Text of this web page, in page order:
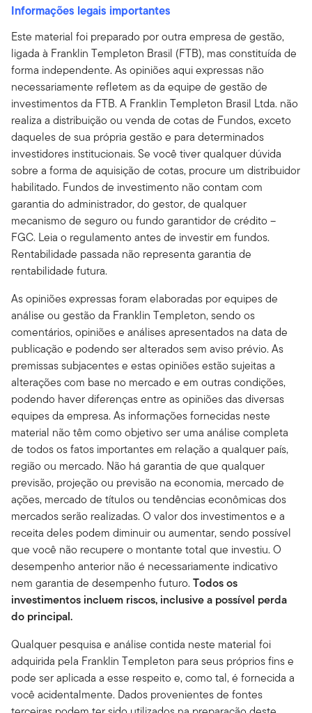
Informações legais importantes
Este material foi preparado por outra empresa de gestão,
ligada à Franklin Templeton Brasil (FTB), mas constituída de
forma independente. As opiniões aqui expressas não
necessariamente refletem as da equipe de gestão de
investimentos da FTB. A Franklin Templeton Brasil Ltda. não
realiza a distribuição ou venda de cotas de Fundos, exceto
daqueles de sua própria gestão e para determinados
investidores institucionais. Se você tiver qualquer dúvida
sobre a forma de aquisição de cotas, procure um distribuidor
habilitado. Fundos de investimento não contam com
garantia do administrador, do gestor, de qualquer
mecanismo de seguro ou fundo garantidor de crédito –
FGC. Leia o regulamento antes de investir em fundos.
Rentabilidade passada não representa garantia de
rentabilidade futura.
As opiniões expressas foram elaboradas por equipes de
análise ou gestão da Franklin Templeton, sendo os
comentários, opiniões e análises apresentados na data de
publicação e podendo ser alterados sem aviso prévio. As
premissas subjacentes e estas opiniões estão sujeitas a
alterações com base no mercado e em outras condições,
podendo haver diferenças entre as opiniões das diversas
equipes da empresa. As informações fornecidas neste
material não têm como objetivo ser uma análise completa
de todos os fatos importantes em relação a qualquer país,
região ou mercado. Não há garantia de que qualquer
previsão, projeção ou previsão na economia, mercado de
ações, mercado de títulos ou tendências econômicas dos
mercados serão realizadas. O valor dos investimentos e a
receita deles podem diminuir ou aumentar, sendo possível
que você não recupere o montante total que investiu. O
desempenho anterior não é necessariamente indicativo
nem garantia de desempenho futuro.Todos os
investimentos incluem riscos, inclusive a possível perda
do principal.
Qualquer pesquisa e análise contida neste material foi
adquirida pela Franklin Templeton para seus próprios fins e
pode ser aplicada a esse respeito e, como tal, é fornecida a
você acidentalmente. Dados provenientes de fontes